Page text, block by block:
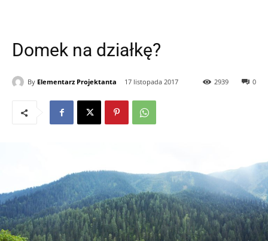
Domek na działkę?
By Elementarz Projektanta 17 listopada 2017 0
2939